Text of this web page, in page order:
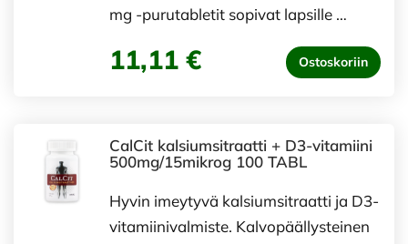
mg -purutabletit sopivat lapsille …
11,11 € Ostoskoriin
CalCit kalsiumsitraatti + D3-vitamiini
500mg/15mikrog 100 TABL
Hyvin imeytyvä kalsiumsitraatti ja D3-
vitamiinivalmiste. Kalvopäällysteinen